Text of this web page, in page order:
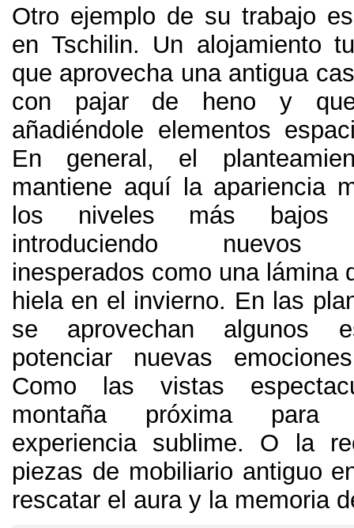
Otro ejemplo de su trabajo
en Tschilin. Un alojamiento
que aprovecha una antigua
con pajar de heno y
añadiéndole elementos
En general , el
mantiene aquí la apariencia
los niveles más bajos
introduciendo nuevos
inesperados como una lámina
hiela en el invierno. En las
se aprovechan algunos
potenciar nuevas
Como las vistas
montaña próxima para
experiencia sublime. O la
piezas de mobiliario antiguo
rescatar el aura y la memoria